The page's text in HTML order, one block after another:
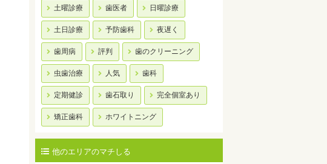
土曜診療 歯医者 日曜診療
土日診療 予防歯科 夜遅く
歯周病 評判 歯のクリーニング
虫歯治療 人気 歯科
定期健診 歯石取り 完全個室あり
矯正歯科 ホワイトニング
他のエリアのマチしる